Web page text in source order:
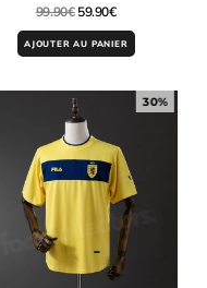
99.90€ 59.90€
AJOUTER AU PANIER
30%